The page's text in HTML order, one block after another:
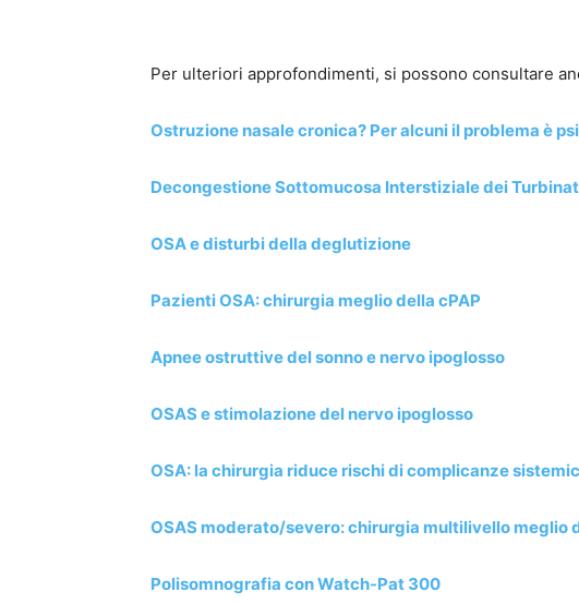
Per ulteriori approfondimenti, si possono consultare
Ostruzione nasale cronica? Per alcuni il problema è
Decongestione Sottomucosa Interstiziale dei
OSA e disturbi della deglutizione
Pazienti OSA: chirurgia meglio della cPAP
Apnee ostruttive del sonno e nervo ipoglosso
OSAS e stimolazione del nervo ipoglosso
OSA: la chirurgia riduce rischi di complicanze
OSAS moderato/severo: chirurgia multilivello meglio
Polisomnografia con Watch-Pat 300